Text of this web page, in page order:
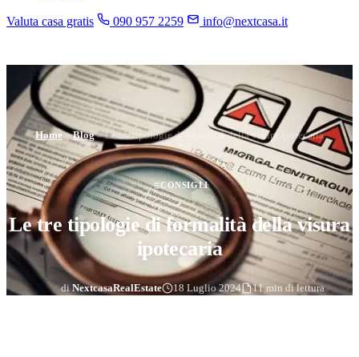
Valuta casa gratis 090 957 2259 info@nextcasa.it
Home»Blog»Le tre tipologie di formalità della visura ipotecaria
CONSIGLI
Le tre tipologie di formalità della visura
ipotecaria
diNextcasaRealEstate 18 Luglio 2024 11 min di lettura